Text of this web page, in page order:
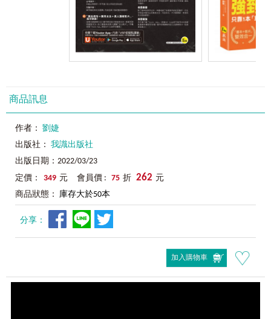
商品訊息
作者： 劉婕
出版社： 我識出版社
出版日期：2022/03/23
定價：
349 元 會員價 : 75 折 262 元
商品狀態： 庫存大於50本
分享：
加入購物車